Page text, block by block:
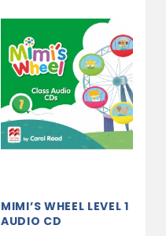
MIMI’S WHEEL LEVEL 1
AUDIO CD